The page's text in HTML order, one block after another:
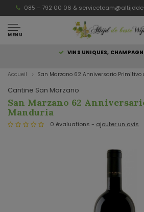
085 – 792 00 06 &
MENU
VINS UNIQUES,
Accueil San Marzano 62 Anniversario Primitivo
Cantine San Marzano
San Marzano 62
Manduria
0 évaluations - ajouter un avis